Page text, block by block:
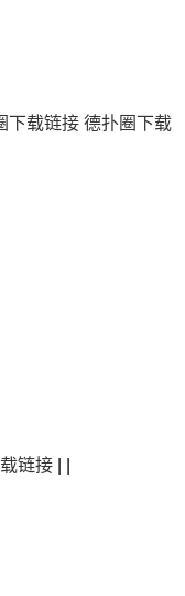
下载链接 德扑圈下载
链接